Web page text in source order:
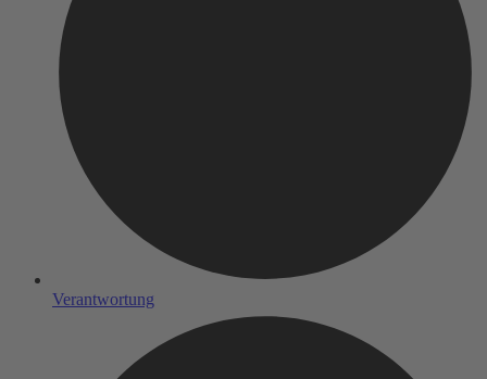
Verantwortung